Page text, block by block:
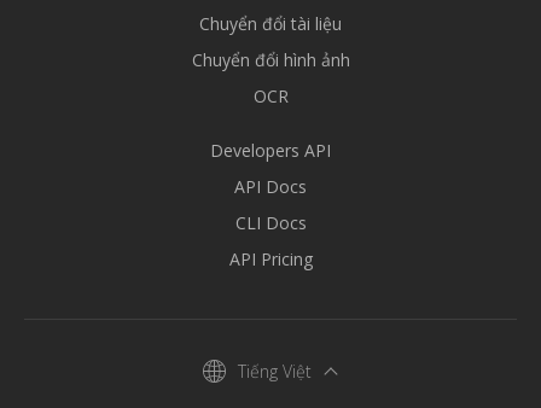
Chuyển đổi tài liệu
Chuyển đổi hình ảnh
OCR
Developers API
API Docs
CLI Docs
API Pricing
Tiếng Việt